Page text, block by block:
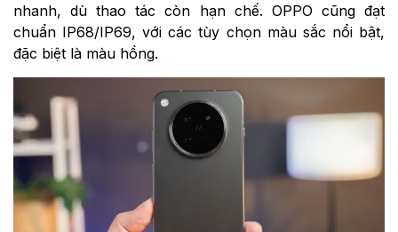
nhanh, dù thao tác còn hạn chế. OPPO cũng đạt
chuẩn IP68/IP69, với các tùy chọn màu sắc nổi bật,
đặc biệt là màu hồng.